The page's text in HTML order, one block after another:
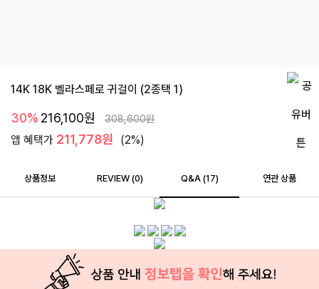
14K 18K 벨라스페로 귀걸이 (2종택 1)
30% 216,100원 308,600원
앱 혜택가 211,778원 (2%)
상품정보 REVIEW (0) Q&A (17) 연관 상품